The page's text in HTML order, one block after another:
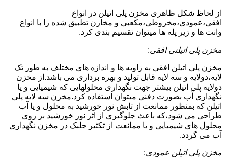
از لحاظ شکل ظاهری مخزن پلی اتیلن در انواع
افقی،عمودی،مخروطی،مکعبی و مخازن تطبیق شده را با انواع
وانت ها و زیر پله ها میتوان تقسیم بندی کرد.
مخزن پلی اتیلنی افقی:
مخزن پلی اتیلن افقی به زاویه ها و اندازه های مختلف به طور تک
لایه،دولایه و سه لایه قابل تولید و بهره برداری می باشد.از مخزن
دولایه پلی اتیلن بیشتر جهت نگهداری محلولهایی که شیمیایی و یا
نگهداری آب بصورت دفنی میتوان استفاده کرد.مخزن سه لایه پلی
اتیلن که بمنظور ممانعت از تابش نور خورشید به محلول و یا آب
طراحی می شود،که باعث جلوگیری از اثر نور خورشید بر روی
محلول های شیمیایی و یا ممانعت از تکثیر جلبک در مخزن نگهداری
آب می گردد.
مخزن پلی اتیلن عمودی: